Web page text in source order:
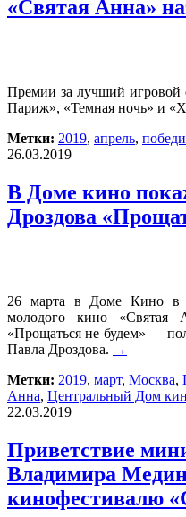
«Святая Анна»
Премии за лучший игровой
Париж», «Темная ночь» и
Метки: 2019, апрель,
26.03.2019
В Доме кино
Дроздова
26 марта в Доме Кино в
молодого кино «Святая
«Прощаться не будем» —
Павла Дроздова. →
Метки: 2019, март, Москва,
Анна, Центральный Дом
22.03.2019
Приветствие
Владимира
кинофестивалю